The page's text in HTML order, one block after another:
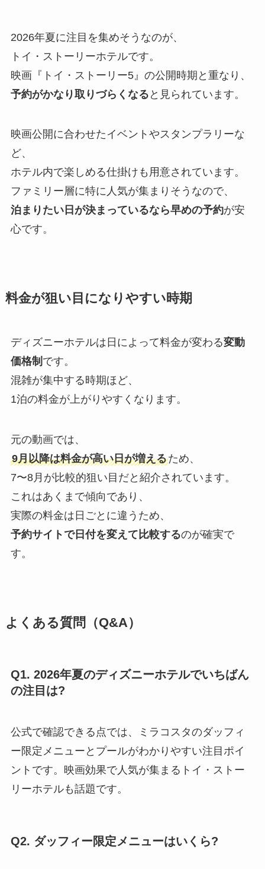
2026年夏に注目を集めそうなのが、
トイ・ストーリーホテルです。
映画『トイ・ストーリー5』の公開時期と重なり、
予約がかなり取りづらくなる と見られています。
映画公開に合わせたイベントやスタンプラリーな
ど、
ホテル内で楽しめる仕掛けも用意されています。
ファミリー層に特に人気が集まりそうなので、
泊まりたい日が決まっているなら早めの予約が安
心です。
料金が狙い目になりやすい時期
ディズニーホテルは日によって料金が変わる変動
価格制 です。
混雑が集中する時期ほど、
1泊の料金が上がりやすくなります。
元の動画では、
9月以降は料金が高い日が増えるため、
7〜8月が比較的狙い目だと紹介されています。
これはあくまで傾向であり、
実際の料金は日ごとに違うため、
予約サイトで日付を変えて比較するのが確実で
す。
よくある質問（Q&A）
Q1. 2026年夏のディズニーホテルでいちばん
の注目は?
公式で確認できる点では、ミラコスタのダッフィ
ー限定メニューとプールがわかりやすい注目ポイ
ントです。映画効果で人気が集まるトイ・ストー
リーホテルも話題です。
Q2. ダッフィー限定メニューはいくら?